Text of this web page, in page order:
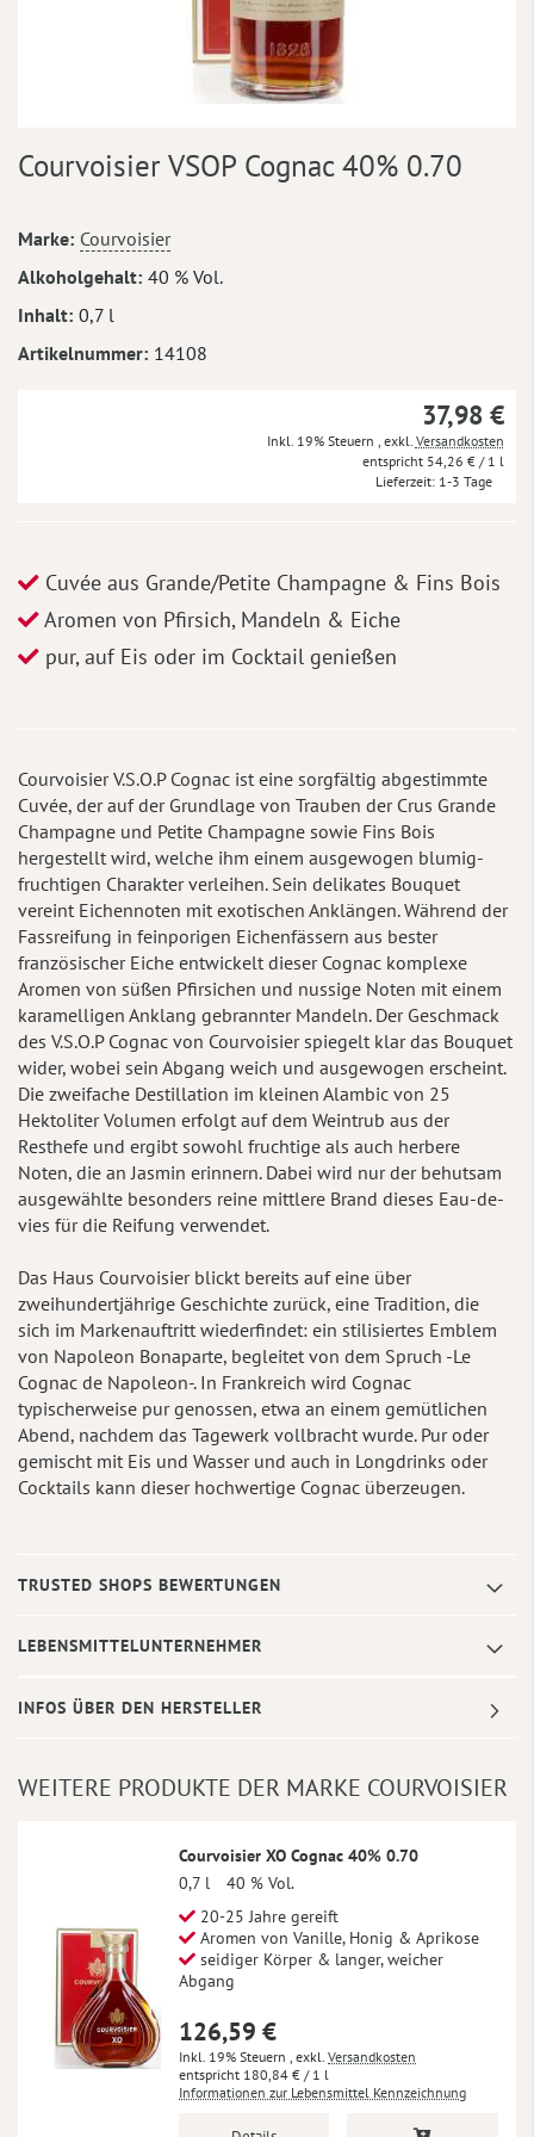
Anfang
springen
Courvoisier VSOP Cognac 40% 0.70
Mehr
Informationen
Marke Courvoisier
Alkoholgehalt 40 % Vol.
Inhalt 0,7 l
Artikelnummer 14108
37,98 €
Inkl. 19% Steuern exkl. Versandkosten
54,26 € / 1 l
Lieferzeit 1-3 Tage
Cuvée aus Grande/Petite Champagne & Fins Bois
Aromen von Pfirsich, Mandeln & Eiche
pur, auf Eis oder im Cocktail genießen
Courvoisier V.S.O.P Cognac ist eine sorgfältig abgestimmte
Cuvée, der auf der Grundlage von Trauben der Crus Grande
Champagne und Petite Champagne sowie Fins Bois
hergestellt wird, welche ihm einem ausgewogen blumig-
fruchtigen Charakter verleihen. Sein delikates Bouquet
vereint Eichennoten mit exotischen Anklängen. Während der
Fassreifung in feinporigen Eichenfässern aus bester
französischer Eiche entwickelt dieser Cognac komplexe
Aromen von süßen Pfirsichen und nussige Noten mit einem
karamelligen Anklang gebrannter Mandeln. Der Geschmack
des V.S.O.P Cognac von Courvoisier spiegelt klar das Bouquet
wider, wobei sein Abgang weich und ausgewogen erscheint.
Die zweifache Destillation im kleinen Alambic von 25
Hektoliter Volumen erfolgt auf dem Weintrub aus der
Resthefe und ergibt sowohl fruchtige als auch herbere
Noten, die an Jasmin erinnern. Dabei wird nur der behutsam
ausgewählte besonders reine mittlere Brand dieses Eau-de-
vies für die Reifung verwendet.
Das Haus Courvoisier blickt bereits auf eine über
zweihundertjährige Geschichte zurück, eine Tradition, die
sich im Markenauftritt wiederfindet: ein stilisiertes Emblem
von Napoleon Bonaparte, begleitet von dem Spruch -Le
Cognac de Napoleon-. In Frankreich wird Cognac
typischerweise pur genossen, etwa an einem gemütlichen
Abend, nachdem das Tagewerk vollbracht wurde. Pur oder
gemischt mit Eis und Wasser und auch in Longdrinks oder
Cocktails kann dieser hochwertige Cognac überzeugen.
TRUSTED SHOPS BEWERTUNGEN
LEBENSMITTELUNTERNEHMER
INFOS ÜBER DEN HERSTELLER
WEITERE PRODUKTE DER MARKE COURVOISIER
Courvoisier XO Cognac 40% 0.70
0,7 l
40 % Vol.
20-25 Jahre gereift
Aromen von Vanille, Honig & Aprikose
seidiger Körper & langer, weicher
Abgang
126,59 €
Inkl. 19% Steuern , exkl. Versandkosten
180,84 € / 1 l
Informationen zur Lebensmittel Kennzeichnung